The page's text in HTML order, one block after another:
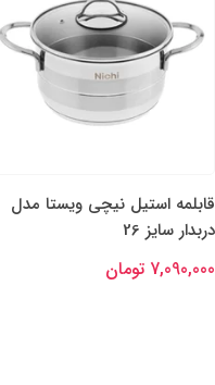
قابلمه استیل نیچی ویستا مدل
دربدار سایز 26
7,090,000 تومان